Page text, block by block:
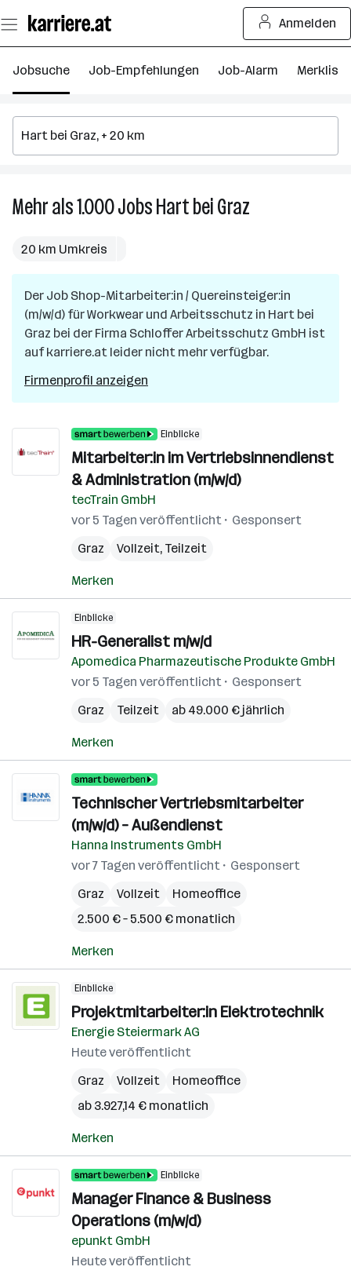
Seiteninhalt
springen
Anmelden
Jobsuche Job-Empfehlungen Job-Alarm Merkliste
Mehr als 1.000JobsHart bei Graz
in
Hart
bei
Graz
20 km Umkreis
Der Job Shop-Mitarbeiter:in / Quereinsteiger:in
(m/w/d) für Workwear und Arbeitsschutz in Hart bei
Graz bei der Firma Schloffer Arbeitsschutz GmbH ist
auf karriere.at leider nicht mehr verfügbar.
Firmenprofil anzeigen
Einblicke
Mitarbeiter:in im Vertriebsinnendienst
& Administration (m/w/d)
tecTrain GmbH
vor 5 Tagen veröffentlicht
Gesponsert
Graz
Vollzeit, Teilzeit
Merken
Einblicke
HR-Generalist m/w/d
Apomedica Pharmazeutische Produkte GmbH
vor 5 Tagen veröffentlicht
Gesponsert
Graz
Teilzeit ab 49.000 € jährlich
Merken
Technischer Vertriebsmitarbeiter
(m/w/d) – Außendienst
Hanna Instruments GmbH
vor 7 Tagen veröffentlicht
Gesponsert
Graz
Vollzeit
Homeoffice
2.500 € – 5.500 € monatlich
Merken
Einblicke
Projektmitarbeiter:in Elektrotechnik
Energie Steiermark AG
Heute veröffentlicht
Graz
Vollzeit
Homeoffice
ab 3.927,14 € monatlich
Merken
Einblicke
Manager Finance & Business
Operations (m/w/d)
epunkt GmbH
Heute veröffentlicht